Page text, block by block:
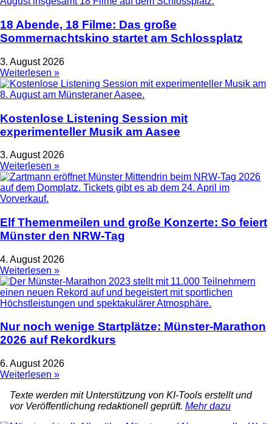
18 Abende, 18 Filme: Das große
Sommernachtskino startet am Schlossplatz
3. August 2026
Weiterlesen »
Kostenlose Listening Session mit
experimenteller Musik am Aasee
3. August 2026
Weiterlesen »
Elf Themenmeilen und große Konzerte: So feiert
Münster den NRW-Tag
4. August 2026
Weiterlesen »
Nur noch wenige Startplätze: Münster-Marathon
2026 auf Rekordkurs
6. August 2026
Weiterlesen »
Texte werden mit Unterstützung von KI-Tools erstellt und
vor Veröffentlichung redaktionell geprüft. Mehr dazu